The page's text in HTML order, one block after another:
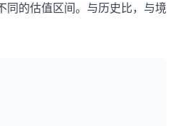
同的估值区间。与历史比，与境